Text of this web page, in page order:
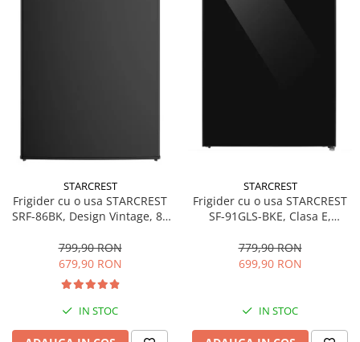
STARCREST
Frigider cu o usa STARCREST
SRF-86BK, Design Vintage, 85
interioara, H 84 cm, Negru
799,90 RON
679,90 RON
IN STOC
STARCREST
Frigider cu o usa STARCREST
SF-91GLS-BKE, Clasa E,
interioara, H 83 cm, Sticla
Neagra
779,90 RON
699,90 RON
IN STOC